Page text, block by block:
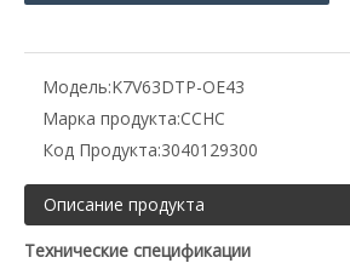
Модель:K7V63DTP-OE43
Марка продукта:CCHC
Код Продукта:3040129300
Описание продукта
Технические спецификации